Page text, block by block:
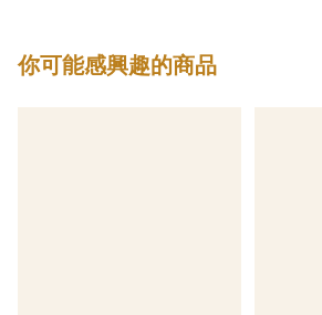
你可能感興趣的商品